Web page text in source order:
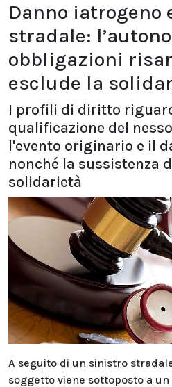
Danno iatrogeno
stradale:
obbligazioni
esclude la
I profili di diritto
qualificazione del
l'evento originario e il
nonché la sussistenza
solidarietà
A seguito di un sinistro
soggetto viene sottoposto a